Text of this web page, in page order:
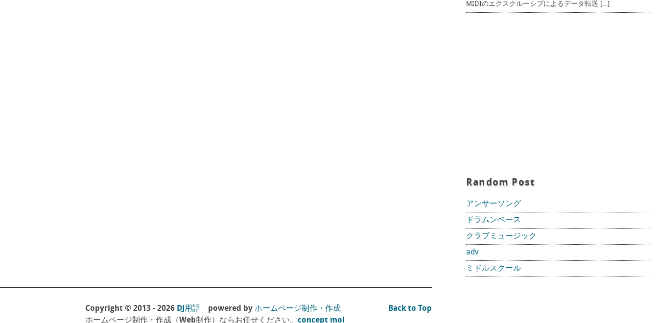
MIDIのエクスクルーシブによるデータ転送 […]
Random Post
アンサーソング
ドラムンベース
クラブミュージック
adv
ミドルスクール
Copyright © 2013 - 2026 DJ用語powered by ホームページ制作・作成
ホームページ制作・作成（Web制作）ならお任せください。 concept mol
Back to Top